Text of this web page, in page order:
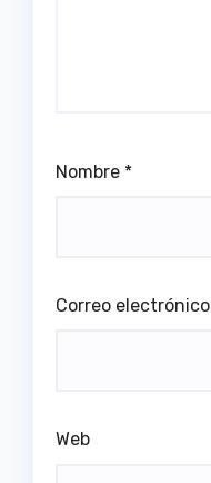
Nombre *
Correo electrónico
Web